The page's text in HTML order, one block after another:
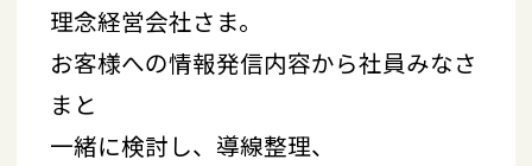
理念経営会社さま。
お客様への情報発信内容から社員みなさ
まと
一緒に検討し、導線整理、